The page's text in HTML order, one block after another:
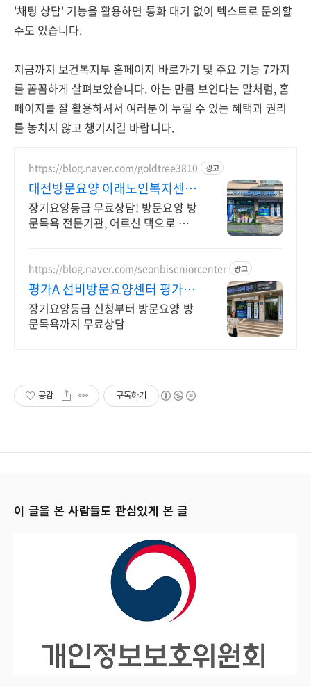
'채팅 상담' 기능을 활용하면 통화 대기 없이 텍스트로 문의할
수도 있습니다.
지금까지 보건복지부 홈페이지 바로가기 및 주요 기능 7가지
를 꼼꼼하게 살펴보았습니다. 아는 만큼 보인다는 말처럼, 홈
페이지를 잘 활용하셔서 여러분이 누릴 수 있는 혜택과 권리
를 놓치지 않고 챙기시길 바랍니다.
https://blog.naver.com/goldtree3810 광고
대전방문요양 이래노인복지센터
등급신청 도와드립니다.
장기요양등급 무료상담! 방문요양 방
문목욕 전문기관, 어르신 댁으로 직접
https://blog.naver.com/seonbiseniorcenter 광고
평가A 선비방문요양센터 평가A
장기요양기관
장기요양등급 신청부터 방문요양 방
문목욕까지 무료상담
공감 구독하기
이 글을 본 사람들도 관심있게 본 글